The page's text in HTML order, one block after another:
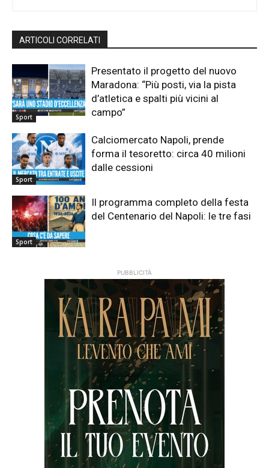
ARTICOLI CORRELATI
Sport
Presentato il progetto del nuovo
Maradona: “Più posti, via la pista
d’atletica e spalti più vicini al
campo”
Sport
Calciomercato Napoli, prende
forma il tesoretto: circa 40 milioni
dalle cessioni
Sport
Il programma completo della festa
del Centenario del Napoli: le tre fasi
PUBBLICITÀ